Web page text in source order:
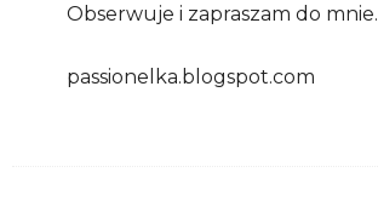
Obserwuje i zapraszam do mnie.
passionelka.blogspot.com